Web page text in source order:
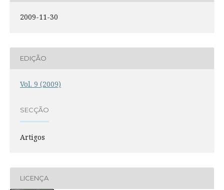
2009-11-30
EDIÇÃO
Vol. 9 (2009)
SECÇÃO
Artigos
LICENÇA